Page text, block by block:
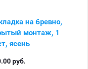
на бревно,
монтаж, 1
ясень
руб.